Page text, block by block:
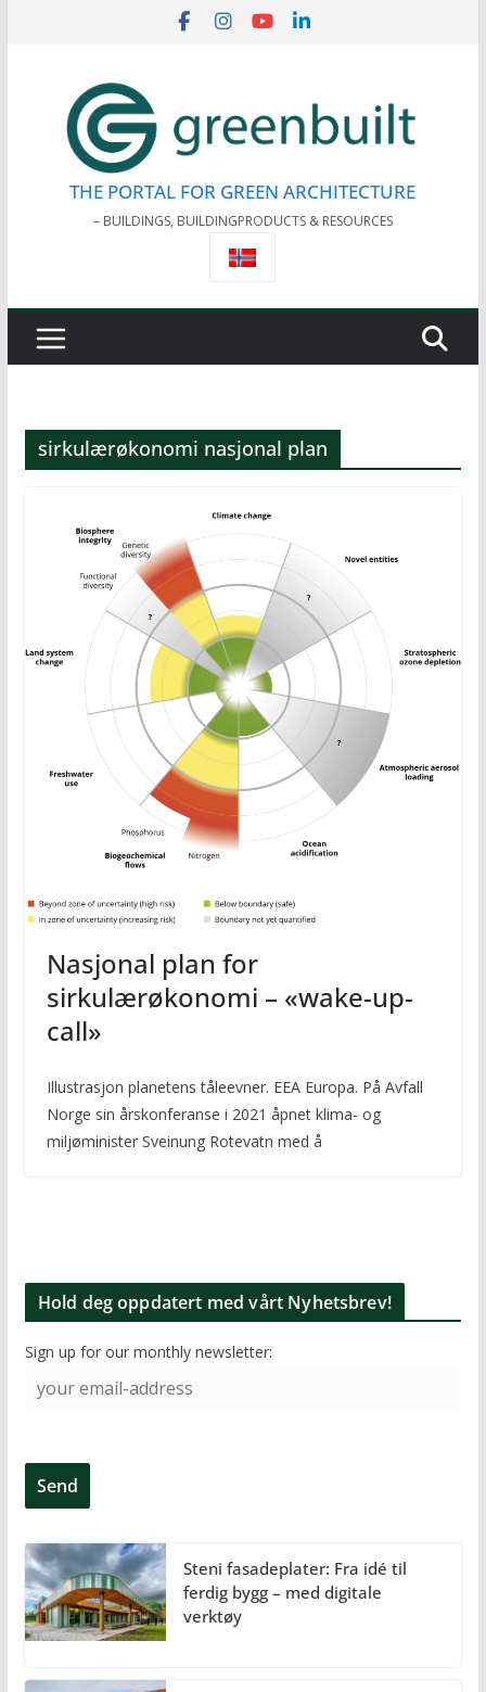
THE PORTAL FOR GREEN ARCHITECTURE
– BUILDINGS, BUILDINGPRODUCTS & RESOURCES
sirkulærøkonomi nasjonal plan
Nasjonal plan for
sirkulærøkonomi – «wake-up-
call»
Illustrasjon planetens tåleevner. EEA Europa. På Avfall
Norge sin årskonferanse i 2021 åpnet klima- og
miljøminister Sveinung Rotevatn med å
Hold deg oppdatert med vårt Nyhetsbrev!
Sign up for our monthly newsletter:
Steni fasadeplater: Fra idé til
ferdig bygg – med digitale
verktøy